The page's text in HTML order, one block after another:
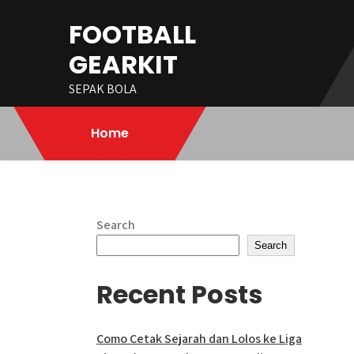
FOOTBALL
GEARKIT
SEPAK BOLA
Home
Search
Search
Recent Posts
Como Cetak Sejarah dan Lolos ke Liga